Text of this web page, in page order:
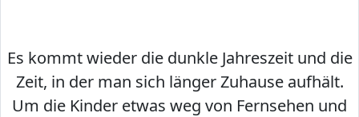
Es kommt wieder die dunkle Jahreszeit und die
Zeit, in der man sich länger Zuhause aufhält.
Um die Kinder etwas weg von Fernsehen und